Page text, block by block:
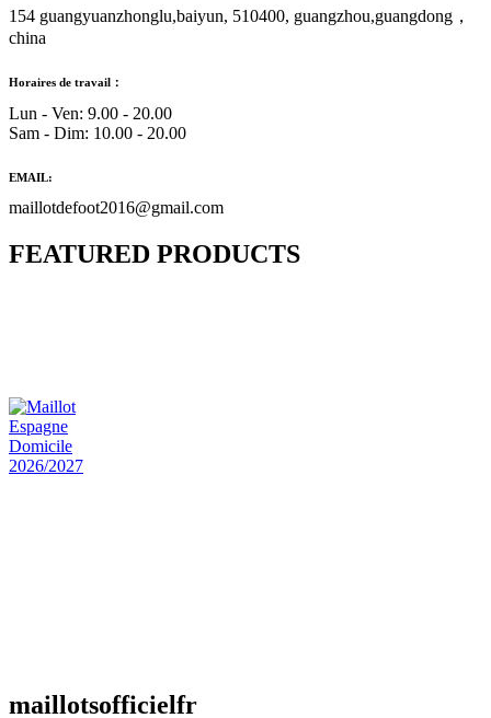
154 guangyuanzhonglu,baiyun, 510400, guangzhou,guangdong，
china
Horaires de travail：
Lun - Ven: 9.00 - 20.00
Sam - Dim: 10.00 - 20.00
EMAIL:
maillotdefoot2016@gmail.com
FEATURED PRODUCTS
maillotsofficielfr